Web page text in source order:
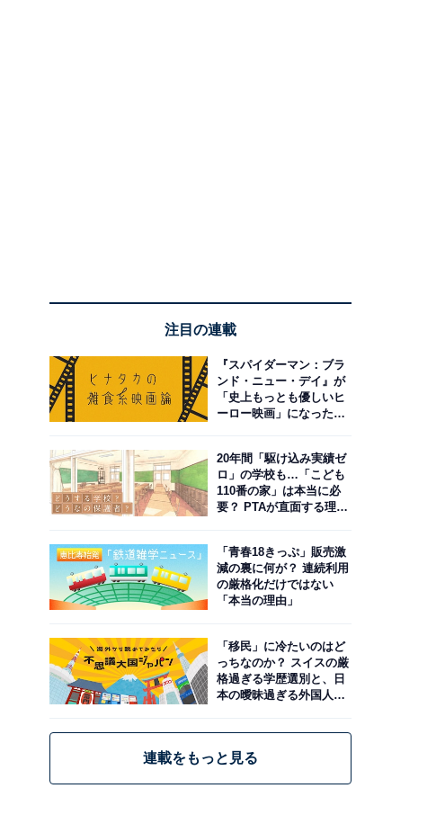
注目の連載
『スパイダーマン：ブラ
ンド・ニュー・デイ』が
「史上もっとも優しいヒ
ーロー映画」になった理
20年間「駆け込み実績ゼ
ロ」の学校も…「こども
110番の家」は本当に必
要？ PTAが直面する理想
「青春18きっぷ」販売激
減の裏に何が？ 連続利用
の厳格化だけではない
「本当の理由」
「移民」に冷たいのはど
っちなのか？ スイスの厳
格過ぎる学歴選別と、日
本の曖昧過ぎる外国人政
連載をもっと見る